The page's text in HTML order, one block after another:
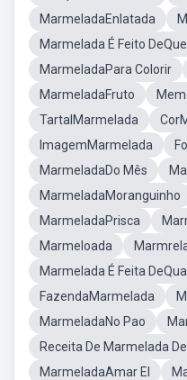
MarmeladaEnlatada
Marmelada É Feito DeQue
MarmeladaPara Colorir
MarmeladaFruto
TartalMarmelada
ImagemMarmelada
MarmeladaDo Mês
MarmeladaMoranguinho
MarmeladaPrisca
Marmeloada
Marmelada É Feita
FazendaMarmelada
MarmeladaNo Pao
Receita De Marmelada
MarmeladaAmar El